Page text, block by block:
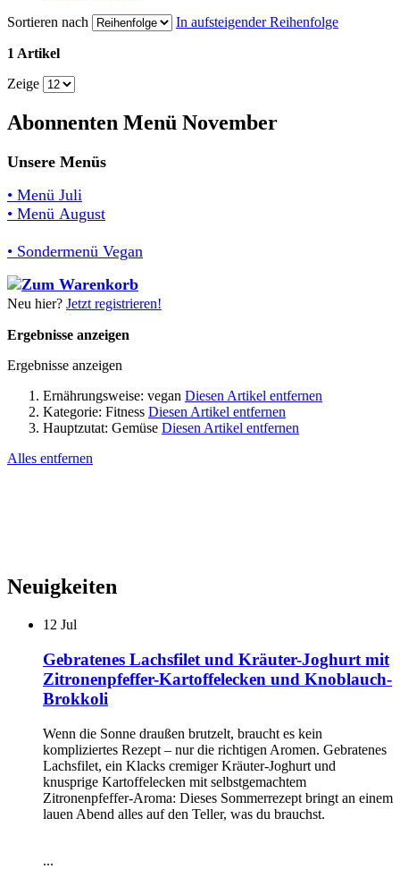
Sortieren nach
In aufsteigender Reihenfolge
1 Artikel
Zeige
Abonnenten Menü November
Unsere Menüs
• Menü Juli
• Menü August
• Sondermenü Vegan
Neu hier? Jetzt registrieren!
Ergebnisse anzeigen
Ergebnisse anzeigen
Ernährungsweise: vegan Diesen Artikel entfernen
Kategorie: Fitness Diesen Artikel entfernen
Hauptzutat: Gemüse Diesen Artikel entfernen
Alles entfernen
Neuigkeiten
12 Jul
Gebratenes Lachsfilet und Kräuter-Joghurt mit
Zitronenpfeffer-Kartoffelecken und Knoblauch-
Brokkoli
Wenn die Sonne draußen brutzelt, braucht es kein
kompliziertes Rezept – nur die richtigen Aromen. Gebratenes
Lachsfilet, ein Klacks cremiger Kräuter-Joghurt und
knusprige Kartoffelecken mit selbstgemachtem
Zitronenpfeffer-Aroma: Dieses Sommerrezept bringt an einem
lauen Abend alles auf den Teller, was du brauchst.
...